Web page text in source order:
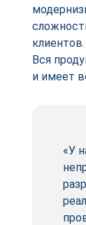
клиентов.
Вся
и имеет
«У